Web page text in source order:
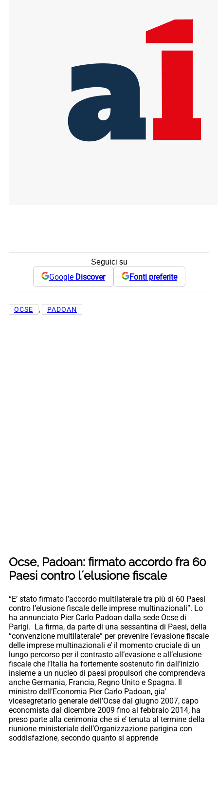
Seguici su
Google Discover Fonti preferite
OCSE , PADOAN
Ocse, Padoan: firmato accordo fra 60
Paesi contro lʼelusione fiscale
“E’ stato firmato l’accordo multilaterale tra più di 60 Paesi
contro l’elusione fiscale delle imprese multinazionali”. Lo
ha annunciato Pier Carlo Padoan dalla sede Ocse di
Parigi. La firma, da parte di una sessantina di Paesi, della
“convenzione multilaterale” per prevenire l’evasione fiscale
delle imprese multinazionali e’ il momento cruciale di un
lungo percorso per il contrasto all’evasione e all’elusione
fiscale che l’Italia ha fortemente sostenuto fin dall’inizio
insieme a un nucleo di paesi propulsori che comprendeva
anche Germania, Francia, Regno Unito e Spagna. Il
ministro dell’Economia Pier Carlo Padoan, gia’
vicesegretario generale dell’Ocse dal giugno 2007, capo
economista dal dicembre 2009 fino al febbraio 2014, ha
preso parte alla cerimonia che si e’ tenuta al termine della
riunione ministeriale dell’Organizzazione parigina con
soddisfazione, secondo quanto si apprende